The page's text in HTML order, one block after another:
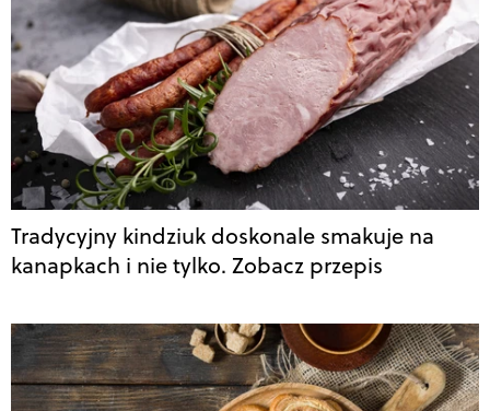
Tradycyjny kindziuk doskonale smakuje na
kanapkach i nie tylko. Zobacz przepis